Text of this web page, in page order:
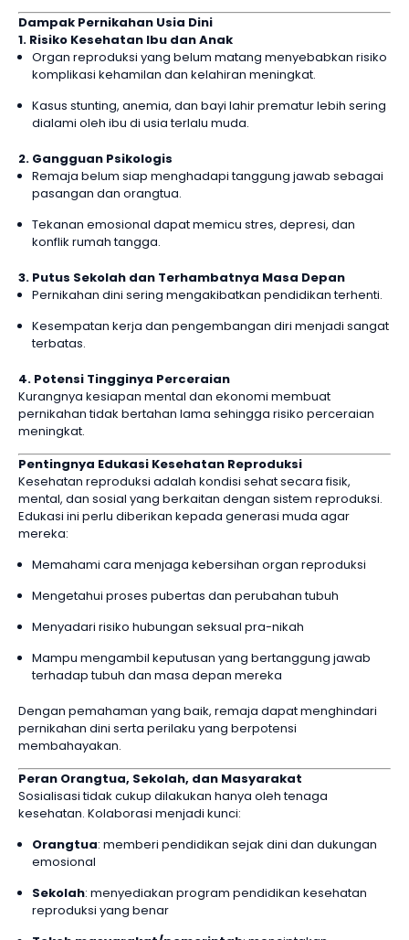
Dampak Pernikahan Usia Dini
1. Risiko Kesehatan Ibu dan Anak
Organ reproduksi yang belum matang menyebabkan risiko
komplikasi kehamilan dan kelahiran meningkat.
Kasus stunting, anemia, dan bayi lahir prematur lebih sering
dialami oleh ibu di usia terlalu muda.
2. Gangguan Psikologis
Remaja belum siap menghadapi tanggung jawab sebagai
pasangan dan orangtua.
Tekanan emosional dapat memicu stres, depresi, dan
konflik rumah tangga.
3. Putus Sekolah dan Terhambatnya Masa Depan
Pernikahan dini sering mengakibatkan pendidikan terhenti.
Kesempatan kerja dan pengembangan diri menjadi sangat
terbatas.
4. Potensi Tingginya Perceraian
Kurangnya kesiapan mental dan ekonomi membuat
pernikahan tidak bertahan lama sehingga risiko perceraian
meningkat.
Pentingnya Edukasi Kesehatan Reproduksi
Kesehatan reproduksi adalah kondisi sehat secara fisik,
mental, dan sosial yang berkaitan dengan sistem reproduksi.
Edukasi ini perlu diberikan kepada generasi muda agar
mereka:
Memahami cara menjaga kebersihan organ reproduksi
Mengetahui proses pubertas dan perubahan tubuh
Menyadari risiko hubungan seksual pra-nikah
Mampu mengambil keputusan yang bertanggung jawab
terhadap tubuh dan masa depan mereka
Dengan pemahaman yang baik, remaja dapat menghindari
pernikahan dini serta perilaku yang berpotensi
membahayakan.
Peran Orangtua, Sekolah, dan Masyarakat
Sosialisasi tidak cukup dilakukan hanya oleh tenaga
kesehatan. Kolaborasi menjadi kunci:
Orangtua: memberi pendidikan sejak dini dan dukungan
emosional
Sekolah: menyediakan program pendidikan kesehatan
reproduksi yang benar